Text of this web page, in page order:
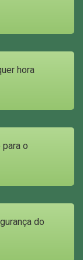
hora
o
do